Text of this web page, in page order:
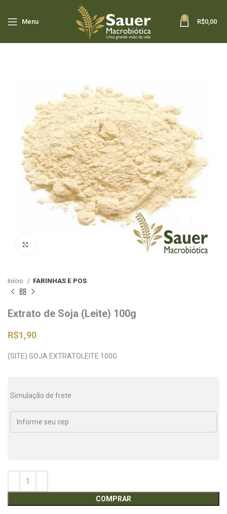
Menu
0
R$0,00
Início FARINHAS E POS
Extrato de Soja (Leite) 100g
R$1,90
(SITE) SOJA EXTRATOLEITE 100G
Simulação de frete
COMPRAR